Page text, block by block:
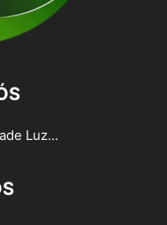
Luz...